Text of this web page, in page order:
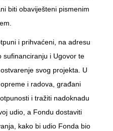
biti obaviješteni pismenim
i prihvaćeni, na adresu
sufinanciranju i Ugovor te
svog projekta. U
i radova, građani
i tražiti nadoknadu
udio, a Fondu dostaviti
kako bi udio Fonda bio